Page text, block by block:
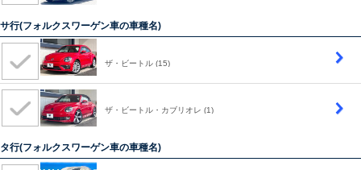
サ行(フォルクスワーゲン車の車種名)
ザ・ビートル (15)
ザ・ビートル・カブリオレ (1)
タ行(フォルクスワーゲン車の車種名)